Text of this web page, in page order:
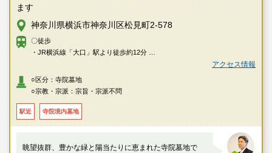
ます
神奈川県横浜市神奈川区松見町2-578
〇徒歩
・JR横浜線「大口」駅より徒歩約12分
〇車
アクセス情報
○区分：寺院墓地
○宗教・宗派：宗旨・宗派不問
駅近 寺院境内墓地
眺望抜群、豊かな緑と陽当たりに恵まれた寺院墓地で